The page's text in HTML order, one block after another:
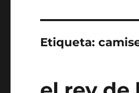
Etiqueta: